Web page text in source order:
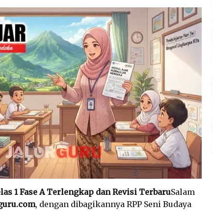
1 Fase A Terlengkap dan Revisi TerbaruSalam
, dengan dibagikannya RPP Seni Budaya